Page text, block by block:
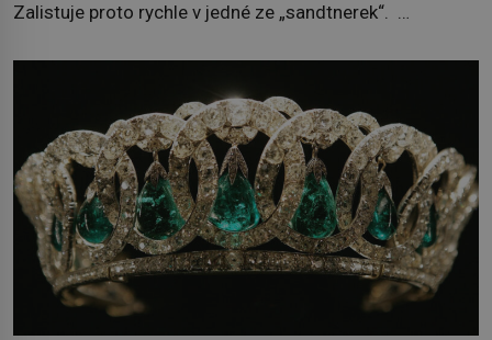
Zalistuje proto rychle v jedné ze „sandtnerek“.
povzdechne si směrem ke služce, kterou má v kuchyni k
ruce. Ještě v prvních letech nové republiky fungoval kvůli
nedostatku zboží přídělový systém. […]